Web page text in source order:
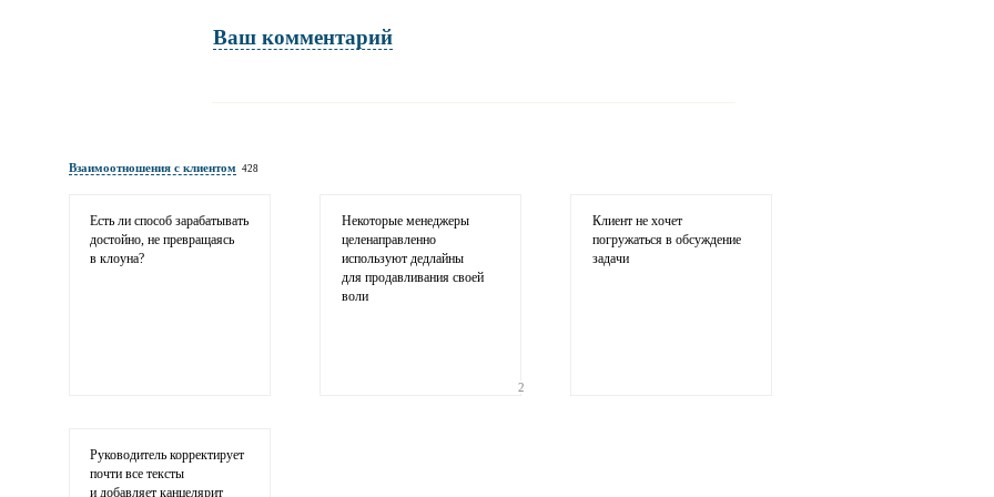
Ваш комментарий
Взаимоотношения с клиентом 428
Есть ли способ зарабатывать
достойно, не превращаясь
в клоуна?
Некоторые менеджеры
целенаправленно
используют дедлайны
для продавливания своей
воли
2
Клиент не хочет
погружаться в обсуждение
задачи
Руководитель корректирует
почти все тексты
и добавляет канцелярит